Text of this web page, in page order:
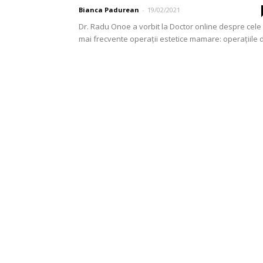
Bianca Padurean - 19/02/2021
Dr. Radu Onoe a vorbit la Doctor online despre cele
mai frecvente operații estetice mamare: operațiile